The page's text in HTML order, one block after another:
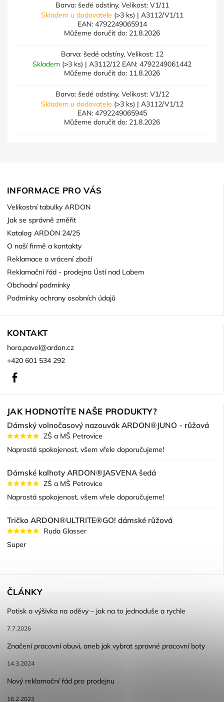
Barva: šedé odstíny, Velikost: V1/11
Skladem u dodavatele (>3 ks) | A3112/V1/11
EAN: 4792249065914
Můžeme doručit do: 21.8.2026
Barva: šedé odstíny, Velikost: 12
Skladem (>3 ks) | A3112/12 EAN: 4792249061442
Můžeme doručit do: 11.8.2026
Barva: šedé odstíny, Velikost: V1/12
Skladem u dodavatele (>3 ks) | A3112/V1/12
EAN: 4792249065945
Můžeme doručit do: 21.8.2026
INFORMACE PRO VÁS
Velikostní tabulky ARDON
Jak se správně změřit
Katalog ARDON 24/25
O naší firmě a kontakty
Reklamace a vrácení zboží
Reklamační řád - prodejna Ústí nad Labem
Obchodní podmínky
Podmínky ochrany osobních údajů
KONTAKT
hora.pavel@ardon.cz
+420 601 534 292
JAK HODNOTÍTE NAŠE PRODUKTY?
Dámský volnočasový nazouvák ARDON®JUNO - růžová
ZŠ a MŠ Petrovice
Naprostá spokojenost, všem vřele doporučujeme!
Dámské kalhoty ARDON®JASVENA šedá
ZŠ a MŠ Petrovice
Naprostá spokojenost, všem vřele doporučujeme!
Tričko ARDON®ULTRITE®GO! dámské růžová
Ruda Glasser
Super
ČLÁNKY
Potisk a výšivka na oděvy – jak na to jednoduše a rychle
7.7.2026
Značení pracovní obuvi, aneb jak vybrat spravné pracovní boty
14.3.2024
Nový reklamační řád pro prodejnu
16.2.2023